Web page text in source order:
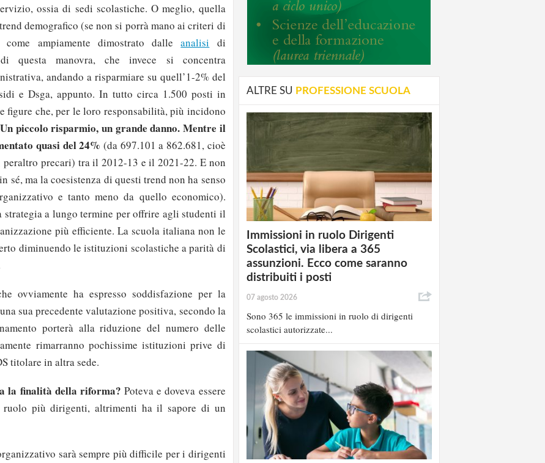
ossia di sedi scolastiche. O meglio, quella
demografico (se non si porrà mano ai criteri di
come ampiamente dimostrato dalleanalisi di
questa manovra, che invece si concentra
andando a risparmiare su quell’1-2% del
e Dsga, appunto. In tutto circa 1.500 posti in
figure che, per le loro responsabilità, più incidono
Un piccolo risparmio, un grande danno. Mentre il
quasi del 24% (da 697.101 a 862.681, cioè
precari) tra il 2012-13 e il 2021-22. E non
sé, ma la coesistenza di questi trend non ha senso
e tanto meno da quello economico).
strategia a lungo termine per offrire agli studenti il
più efficiente. La scuola italiana non le
diminuendo le istituzioni scolastiche a parità di
ovviamente ha espresso soddisfazione per la
sua precedente valutazione positiva, secondo la
porterà alla riduzione del numero delle
rimarranno pochissime istituzioni prive di
titolare in altra sede.
la finalità della riforma? Poteva e doveva essere
ruolo più dirigenti, altrimenti ha il sapore di un
sarà sempre più difficile per i dirigenti
ALTRE SU PROFESSIONE SCUOLA
Immissioni in ruolo Dirigenti
Scolastici, via libera a 365
assunzioni. Ecco come saranno
distribuiti i posti
07 agosto 2026
Sono 365 le immissioni in ruolo di dirigenti
scolastici autorizzate...